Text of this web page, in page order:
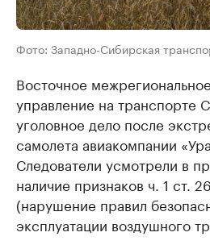
Фото: Западно-Сибирская
Восточное
управление на транспорте
уголовное дело после
самолета авиакомпании
Следователи усмотрели в
наличие признаков ч. 1 ст.
(нарушение правил
эксплуатации воздушного